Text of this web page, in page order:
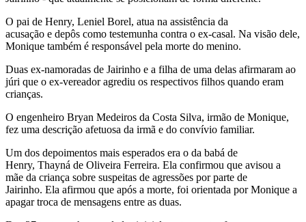
O pai de Henry, Leniel Borel, atua na assistência da
acusação e depôs como testemunha contra o ex-casal. Na visão dele,
Monique também é responsável pela morte do menino.
Duas ex-namoradas de Jairinho e a filha de uma delas afirmaram ao
júri que o ex-vereador agrediu os respectivos filhos quando eram
crianças.
O engenheiro Bryan Medeiros da Costa Silva, irmão de Monique,
fez uma descrição afetuosa da irmã e do convívio familiar.
Um dos depoimentos mais esperados era o da babá de
Henry, Thayná de Oliveira Ferreira. Ela confirmou que avisou a
mãe da criança sobre suspeitas de agressões por parte de
Jairinho. Ela afirmou que após a morte, foi orientada por Monique a
apagar troca de mensagens entre as duas.